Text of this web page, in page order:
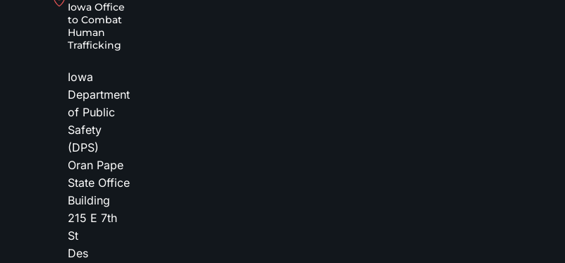
Iowa Office
to Combat
Human
Trafficking
Iowa
Department
of Public
Safety
(DPS)
Oran Pape
State Office
Building
215 E 7th
St
Des